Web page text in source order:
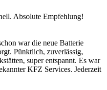
Absolute Empfehlung!
war die neue Batterie
Pünktlich, zuverlässig,
super entspannt. Es war
KFZ Services. Jederzeit